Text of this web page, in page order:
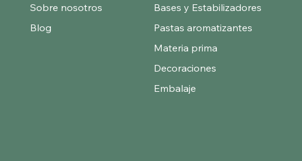
Bases y Estabilizadores
Pastas aromatizantes
Materia prima
Decoraciones
Embalaje
Sobre nosotros
Blog